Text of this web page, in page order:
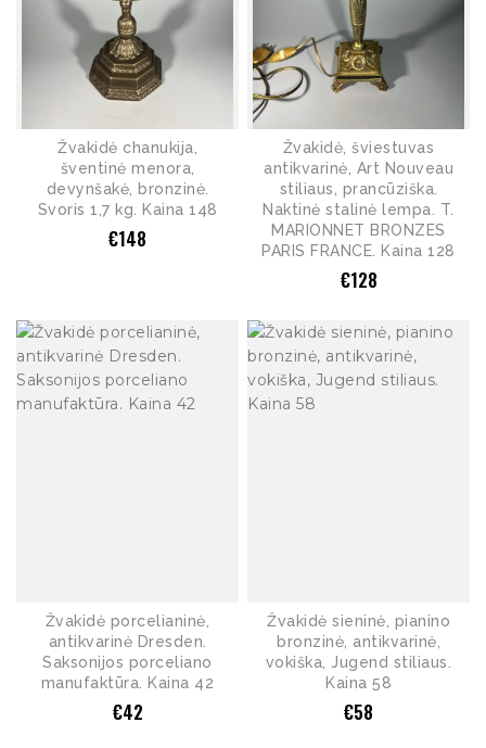
Žvakidė chanukija,
šventinė menora,
devynšakė, bronzinė.
Svoris 1,7 kg. Kaina 148
€148
Žvakidė, šviestuvas
antikvarinė, Art Nouveau
stiliaus, prancūziška.
Naktinė stalinė lempa. T.
MARIONNET BRONZES
PARIS FRANCE. Kaina 128
€128
Žvakidė porcelianinė,
antikvarinė Dresden.
Saksonijos porceliano
manufaktūra. Kaina 42
€42
Žvakidė sieninė, pianino
bronzinė, antikvarinė,
vokiška, Jugend stiliaus.
Kaina 58
€58